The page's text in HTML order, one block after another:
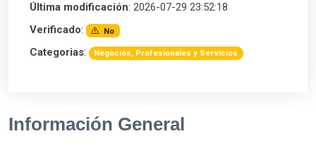
Última modificación: 2026-07-29 23:52:18
Verificado: No
Categorias: Negocios, Profesionales y Servicios
Información General